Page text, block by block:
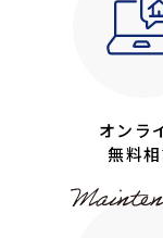
オンラ
無料